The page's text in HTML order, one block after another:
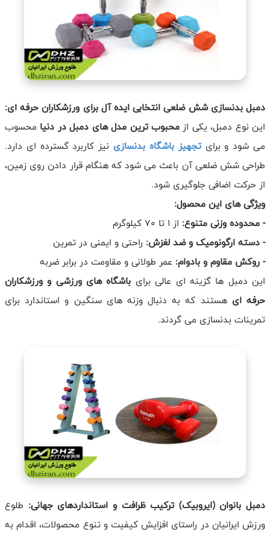
دمبل بدنسازی شش ضلعی انتخابی ایده آل برای ورزشکاران حرفه ای:
این نوع دمبل، یکی ازمحبوب ترین مدل های دمبل در دنیا محسوب
می شود و برایتجهیز باشگاه بدنسازی نیز کاربرد گسترده ای دارد.
طراحی شش ضلعی آن باعث می شود که هنگام قرار دادن روی زمین،
از حرکت اضافی جلوگیری شود.
ویژگی های این محصول:
- محدوده وزنی متنوع: از 1 تا 70 کیلوگرم
- دسته ارگونومیک و ضد لغزش: راحتی و ایمنی در تمرین
- روکش مقاوم و بادوام: عمر طولانی و مقاومت در برابر ضربه
این دمبل ها گزینه ای عالی برای باشگاه های ورزشی و ورزشکاران
حرفه ای هستند که به دنبال وزنه های سنگین و استاندارد برای
تمرینات بدنسازی می گردند.
دمبل بانوان (ایروبیک) ترکیب ظرافت و استانداردهای جهانی: طلوع
ورزش ایرانیان در راستای افزایش کیفیت و تنوع محصولات، اقدام به